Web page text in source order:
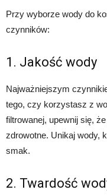
Przy wyborze wody do
czynników:
1. Jakość wody
Najważniejszym
tego, czy korzystasz z
filtrowanej, upewnij się,
zdrowotne. Unikaj wody,
smak.
2. Twardość